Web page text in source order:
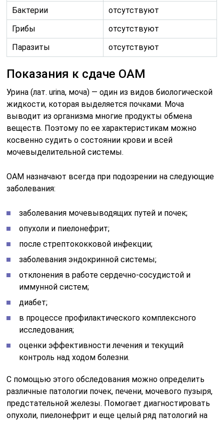
Бактерии
отсутствуют
Грибы
отсутствуют
Паразиты
отсутствуют
Показания к сдаче ОАМ
Урина (лат. urina, моча) — один из видов биологической
жидкости, которая выделяется почками. Моча
выводит из организма многие продукты обмена
веществ. Поэтому по ее характеристикам можно
косвенно судить о состоянии крови и всей
мочевыделительной системы.
ОАМ назначают всегда при подозрении на следующие
заболевания:
заболевания мочевыводящих путей и почек;
опухоли и пиелонефрит;
после стрептококковой инфекции;
заболевания эндокринной системы;
отклонения в работе сердечно-сосудистой и
иммунной систем;
диабет;
в процессе профилактического комплексного
исследования;
оценки эффективности лечения и текущий
контроль над ходом болезни.
С помощью этого обследования можно определить
различные патологии почек, печени, мочевого пузыря,
предстательной железы. Помогает диагностировать
опухоли, пиелонефрит и еще целый ряд патологий на